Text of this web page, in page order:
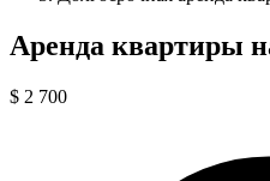
Аренда квартиры
$ 2 700